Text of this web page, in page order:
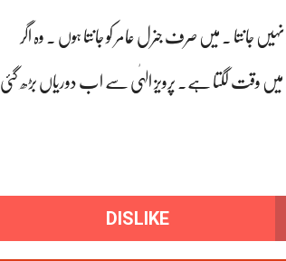
جانتا ۔ میں صرف جنرل عامر کو جانتا ہوں ۔ وہ اگر
میں وقت لگتا ہے۔ پرویز الہٰی سے اب دوریاں بڑھ گئی
DISLIKE